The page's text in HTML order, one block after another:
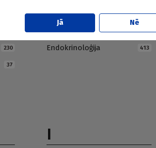
230
37
E
Endokrinoloģija 413
I
Jā Nē